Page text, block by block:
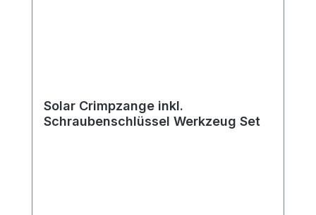
Solar Crimpzange inkl.
Schraubenschlüssel Werkzeug Set